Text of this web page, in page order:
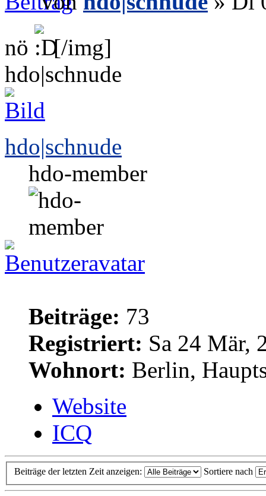
nö
[/img]
hdo|schnude
hdo|schnude
hdo-member
Beiträge: 73
Registriert: Sa 24 Mär,
Wohnort: Berlin,
Website
ICQ
Beiträge der letzten Zeit anzeigen: Sortiere nach